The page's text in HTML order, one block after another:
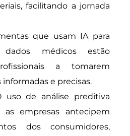
facilitando a jornada
que usam IA para
médicos estão
a tomarem
informadas e precisas.
uso de análise preditiva
empresas antecipem
dos consumidores,